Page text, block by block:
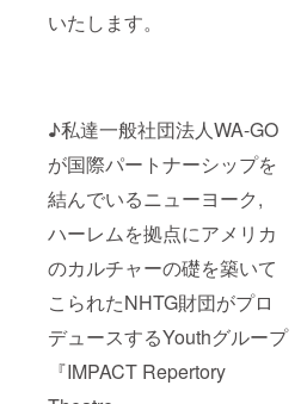
いたします。
♪私達一般社団法人WA-GO
が国際パートナーシップを
結んでいるニューヨーク,
ハーレムを拠点にアメリカ
のカルチャーの礎を築いて
こられたNHTG財団がプロ
デュースするYouthグループ
『IMPACT Repertory